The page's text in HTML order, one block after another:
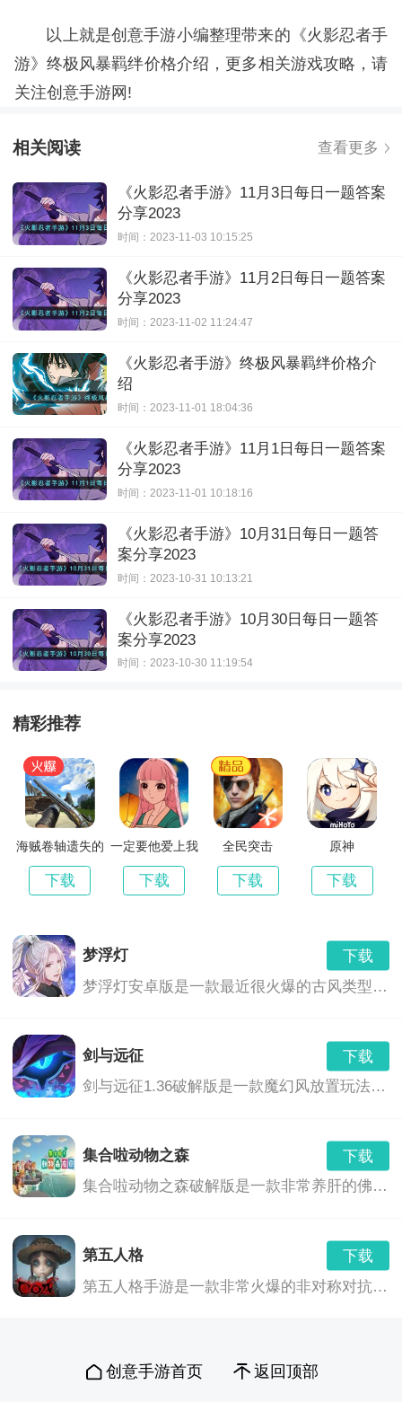
以上就是创意手游小编整理带来的《火影忍者手
游》终极风暴羁绊价格介绍，更多相关游戏攻略，请
关注创意手游网!
相关阅读 查看更多
《火影忍者手游》11月3日每日一题答案
分享2023
时间：2023-11-03 10:15:25
《火影忍者手游》11月2日每日一题答案
分享2023
时间：2023-11-02 11:24:47
《火影忍者手游》终极风暴羁绊价格介
绍
时间：2023-11-01 18:04:36
《火影忍者手游》11月1日每日一题答案
分享2023
时间：2023-11-01 10:18:16
《火影忍者手游》10月31日每日一题答
案分享2023
时间：2023-10-31 10:13:21
《火影忍者手游》10月30日每日一题答
案分享2023
时间：2023-10-30 11:19:54
精彩推荐
海贼卷轴遗失的
下载
一定要他爱上我
下载
全民突击
下载
原神
下载
梦浮灯
下载
梦浮灯安卓版是一款最近很火爆的古风类型的恋爱手机游戏。梦浮灯游戏中有着精美的画面和音效，中国风的画风，各具特色的男对象，精彩的CG动画，根据你的选择也会产生不同的结局。
剑与远征
下载
剑与远征1.36破解版是一款魔幻风放置玩法的卡牌养成游戏,玩家们将会继承神灵的意志,前去讨伐黑暗之力,这里拥有着非常奇幻的游...,剑与远征1.36破解版免费下载地址...
集合啦动物之森
下载
集合啦动物之森破解版是一款非常养肝的佛系游戏,不像一般的种田游戏一样需要爆肝刷材料,最主要的玩法还是社交,你可以和好朋友们在...,集合啦动物之森免费下载地址...
第五人格
下载
第五人格手游是一款非常火爆的非对称对抗竞技手游，游戏有着维多利亚时代画风，悬疑烧脑剧情，刺激的1V4“猫鼠追逃游戏”的对抗玩法，都将给玩家带来全新的游戏体验。
创意手游首页 返回顶部